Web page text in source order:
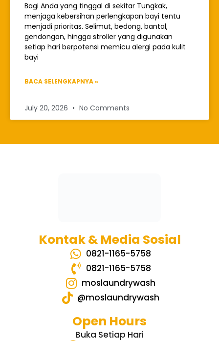
Bagi Anda yang tinggal di sekitar Tungkak,
menjaga kebersihan perlengkapan bayi tentu
menjadi prioritas. Selimut, bedong, bantal,
gendongan, hingga stroller yang digunakan
setiap hari berpotensi memicu alergi pada kulit
bayi
BACA SELENGKAPNYA »
July 20, 2026 No Comments
Kontak & Media Sosial
0821-1165-5758
0821-1165-5758
moslaundrywash
@moslaundrywash
Open Hours
Buka Setiap Hari